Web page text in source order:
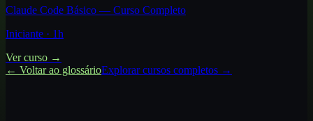
Claude Code Básico — Curso Completo
Iniciante · 1h
Ver curso →
← Voltar ao glossárioExplorar cursos completos →